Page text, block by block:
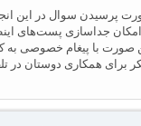
پرسیدن سوال در این
جداسازی پست‌های
صورت با پیغام خصوصی به
برای همکاری دوستان